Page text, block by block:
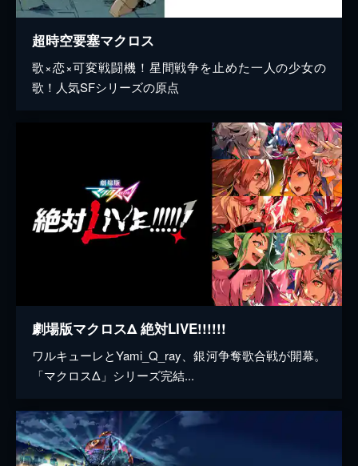
超時空要塞マクロス
歌×恋×可変戦闘機！星間戦争を止めた一人の少女の
歌！人気SFシリーズの原点
劇場版マクロスΔ 絶対LIVE!!!!!!
ワルキューレとYami_Q_ray、銀河争奪歌合戦が開幕。
「マクロスΔ」シリーズ完結...